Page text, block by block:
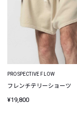
PROSPECTIVE FLOW
フレンチテリーショーツ
¥19,800